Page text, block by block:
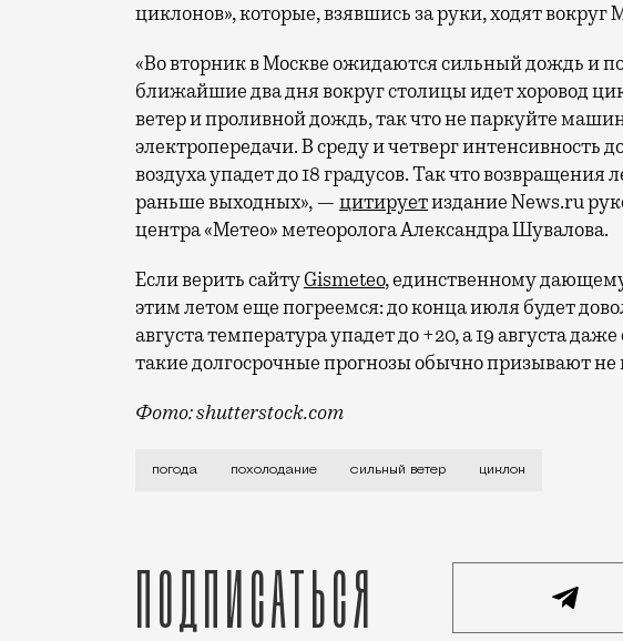
циклонов», которые, взявшись за руки, ходят вокруг
«Во вторник в Москве ожидаются сильный дождь и
ближайшие два дня вокруг столицы идет хоровод
ветер и проливной дождь, так что не паркуйте
электропередачи. В среду и четверг интенсивность
воздуха упадет до 18 градусов. Так что возвращения
раньше выходных», — цитируетиздание News.ru
центра «Метео» метеоролога Александра Шувалова.
Если верить сайтуGismeteo, единственному
этим летом еще погреемся: до конца июля будет
августа температура упадет до +20, а 19 августа
такие долгосрочные прогнозы обычно призывают не
Фото: shutterstock.com
Синоптики любят придумывать смешные или
погода похолодание сильный ветер циклон
Подписаться